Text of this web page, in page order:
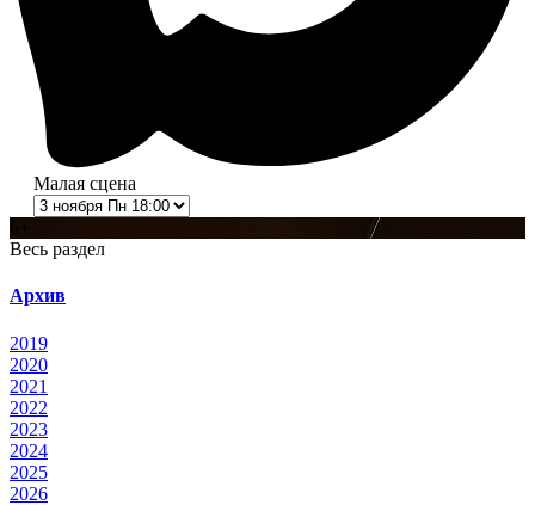
Малая сцена
Весь раздел
Архив
2019
2020
2021
2022
2023
2024
2025
2026